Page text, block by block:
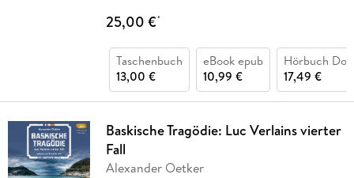
25,00 €*
Taschenbuch
13,00 €
eBook epub
10,99 €
Hörbuch
17,49 €
Baskische Tragödie: Luc Verlains vierter
Fall
Alexander Oetker